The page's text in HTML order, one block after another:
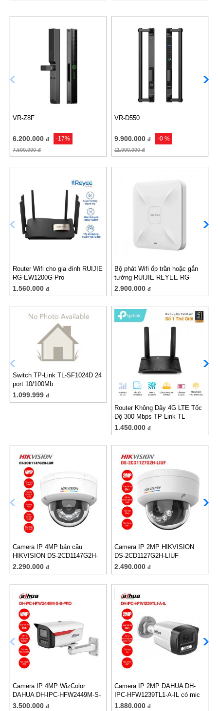
VR-Z8F
6.200.000 đ -17%
7.500.000đ
VR-D550
9.900.000 đ -0 %
11.000.000đ
Router Wifi cho gia đình RUIJIE
RG-EW1200G Pro
1.560.000 đ
Bộ phát Wifi ốp trần hoặc gắn
tường RUIJIE REYEE RG-
RAP2200(E)
2.900.000 đ
Switch TP-Link TL-SF1024D 24
port 10/100Mb
1.099.999 đ
Router Không Dây 4G LTE Tốc
Độ 300 Mbps TP-Link TL-
MR100
1.450.000 đ
Camera IP 4MP bán cầu
HIKVISION DS-2CD1147G2H-
LIUF
2.290.000 đ
Camera IP 2MP HIKVISION
DS-2CD1127G2H-LIUF
2.490.000 đ
Camera IP 4MP WizColor
DAHUA DH-IPC-HFW2449M-S-
B-PRO
3.500.000 đ
Camera IP 2MP DAHUA DH-
IPC-HFW1239TL1-A-IL có mic
1.880.000 đ